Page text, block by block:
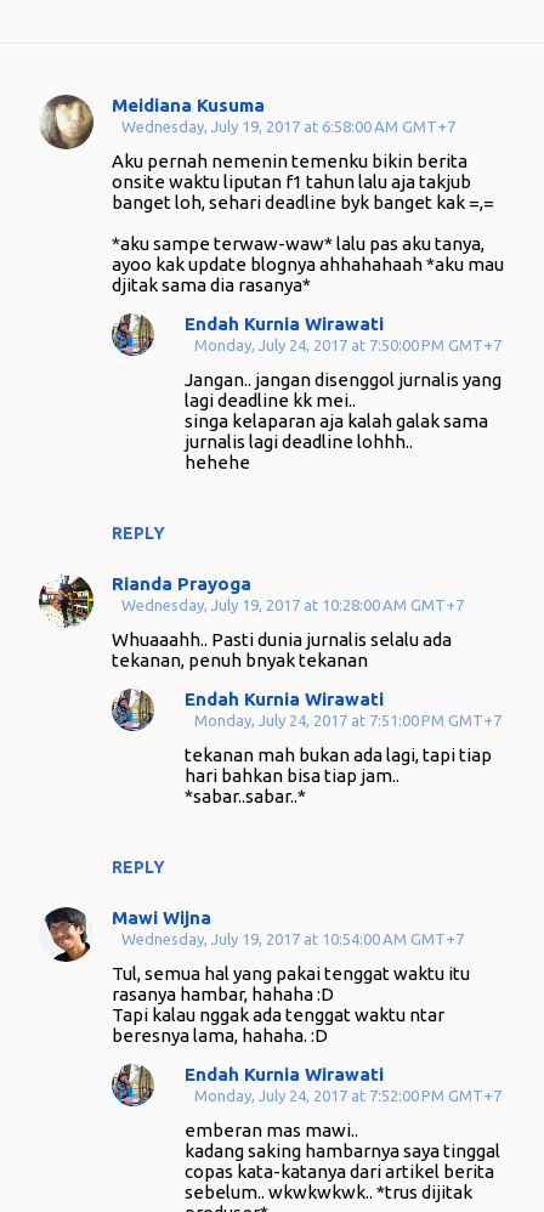
C
o
Meidiana Kusuma
Wednesday, July 19, 2017 at 6:58:00 AM GMT+7
Aku pernah nemenin temenku bikin berita
onsite waktu liputan f1 tahun lalu aja takjub
banget loh, sehari deadline byk banget kak =,=
*aku sampe terwaw-waw* lalu pas aku tanya,
ayoo kak update blognya ahhahahaah *aku mau
djitak sama dia rasanya*
REPLY
Endah Kurnia Wirawati
Monday, July 24, 2017 at 7:50:00 PM GMT+7
Jangan.. jangan disenggol jurnalis yang
lagi deadline kk mei..
singa kelaparan aja kalah galak sama
jurnalis lagi deadline lohhh..
hehehe
Rianda Prayoga
Wednesday, July 19, 2017 at 10:28:00 AM GMT+7
Whuaaahh.. Pasti dunia jurnalis selalu ada
tekanan, penuh bnyak tekanan
REPLY
Endah Kurnia Wirawati
Monday, July 24, 2017 at 7:51:00 PM GMT+7
tekanan mah bukan ada lagi, tapi tiap
hari bahkan bisa tiap jam..
*sabar..sabar..*
Mawi Wijna
Wednesday, July 19, 2017 at 10:54:00 AM GMT+7
Tul, semua hal yang pakai tenggat waktu itu
rasanya hambar, hahaha :D
Tapi kalau nggak ada tenggat waktu ntar
beresnya lama, hahaha. :D
Endah Kurnia Wirawati
Monday, July 24, 2017 at 7:52:00 PM GMT+7
emberan mas mawi..
kadang saking hambarnya saya tinggal
copas kata-katanya dari artikel berita
sebelum.. wkwkwkwk.. *trus dijitak